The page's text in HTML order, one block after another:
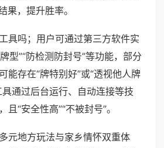
果，提升胜率。
具吗；用户可通过第三方软件实
型”“防检测防封号”等功能，部分
能存在“牌特别好”或“透视他人牌
通过后台运行、自动连接等技
“安全性高”“不被封号”。
元地方玩法与家乡情怀双重体